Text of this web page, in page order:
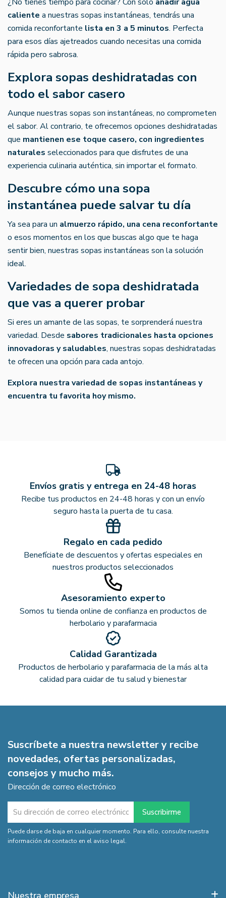
caliente a nuestras sopas instantáneas, tendrás una
comida reconfortante lista en 3 a 5 minutos. Perfecta
para esos días ajetreados cuando necesitas una comida
rápida pero sabrosa.
Explora sopas deshidratadas con
todo el sabor casero
Aunque nuestras sopas son instantáneas, no comprometen
el sabor. Al contrario, te ofrecemos opciones deshidratadas
que mantienen ese toque casero, con ingredientes
naturales seleccionados para que disfrutes de una
experiencia culinaria auténtica, sin importar el formato.
Descubre cómo una sopa
instantánea puede salvar tu día
Ya sea para un almuerzo rápido, una cena reconfortante
o esos momentos en los que buscas algo que te haga
sentir bien, nuestras sopas instantáneas son la solución
ideal.
Variedades de sopa deshidratada
que vas a querer probar
Si eres un amante de las sopas, te sorprenderá nuestra
variedad. Desde sabores tradicionales hasta opciones
innovadoras y saludables, nuestras sopas deshidratadas
te ofrecen una opción para cada antojo.
Explora nuestra variedad de sopas instantáneas y
encuentra tu favorita hoy mismo.
Envíos gratis y entrega en 24-48 horas
Recibe tus productos en 24-48 horas y con un envío
seguro hasta la puerta de tu casa.
Regalo en cada pedido
Benefíciate de descuentos y ofertas especiales en
nuestros productos seleccionados
Asesoramiento experto
Somos tu tienda online de confianza en productos de
herbolario y parafarmacia
Calidad Garantizada
Productos de herbolario y parafarmacia de la más alta
calidad para cuidar de tu salud y bienestar
Suscríbete a nuestra newsletter y recibe
novedades, ofertas personalizadas,
consejos y mucho más.
Dirección de correo electrónico
Puede darse de baja en cualquier momento. Para ello, consulte nuestra
información de contacto en el aviso legal.
Nuestra empresa